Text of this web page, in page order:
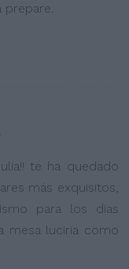
prepare.
te ha quedado
más exquisitos,
para los dias
mesa luciria como